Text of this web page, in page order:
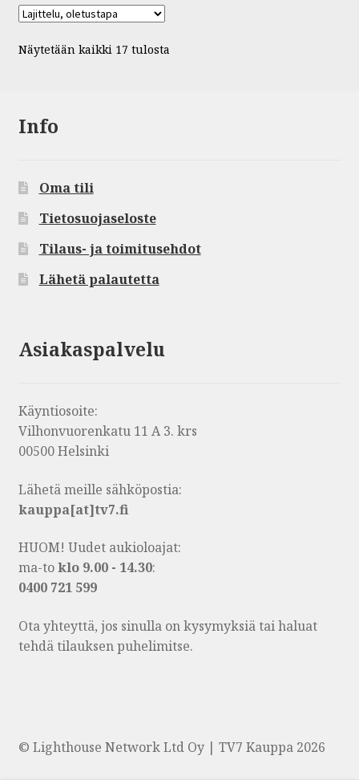
Näytetään kaikki 17 tulosta
Info
Oma tili
Tietosuojaseloste
Tilaus- ja toimitusehdot
Lähetä palautetta
Asiakaspalvelu
Käyntiosoite:
Vilhonvuorenkatu 11 A 3. krs
00500 Helsinki
Lähetä meille sähköpostia:
kauppa[at]tv7.fi
HUOM! Uudet aukioloajat:
ma-toklo 9.00 - 14.30:
0400 721 599
Ota yhteyttä, jos sinulla on kysymyksiä tai haluat
tehdä tilauksen puhelimitse.
© Lighthouse Network Ltd Oy | TV7 Kauppa 2026